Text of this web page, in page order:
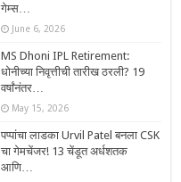
गेम्स…
June 6, 2026
MS Dhoni IPL Retirement:
धोनीच्या निवृत्तीची तारीख ठरली? 19
वर्षांनंतर…
May 15, 2026
पप्पांचा लाडका Urvil Patel बनला CSK
चा गेमचेंजर! 13 चेंडूत अर्धशतक
आणि…